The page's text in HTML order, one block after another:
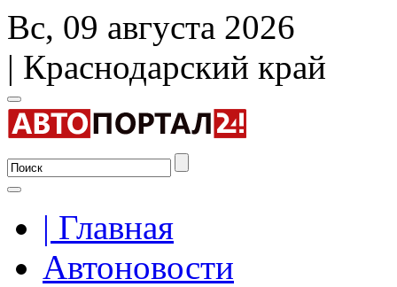
Вс, 09 августа 2026
| Краснодарский край
| Главная
Автоновости